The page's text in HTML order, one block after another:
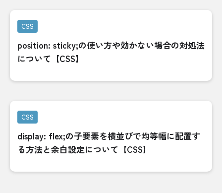
CSS
position: sticky;の使い方や効かない場合の対処法
について【CSS】
CSS
display: flex;の子要素を横並びで均等幅に配置す
る方法と余白設定について【CSS】